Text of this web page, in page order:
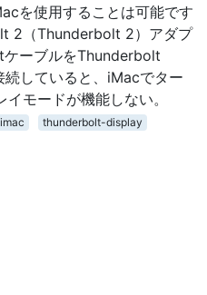
を使用することは可能です
2（Thunderbolt 2）アダプ
ーブルをThunderbolt
していると、iMacでター
モードが機能しない。
imac
thunderbolt-display